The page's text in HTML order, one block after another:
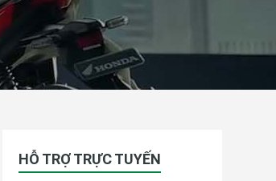
HỖ TRỢ TRỰC TUYẾN